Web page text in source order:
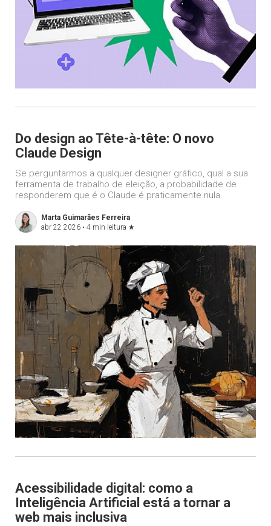
Do design ao Tête-à-tête: O novo
Claude Design
Se perguntarmos a qualquer designer gráfico, qual a sua
ferramenta de trabalho de eleição, a probabilidade de
responderem que é o Claude é praticamente nula.
Marta Guimarães Ferreira
abr 22 2026 • 4 min leitura ★
Acessibilidade digital: como a
Inteligência Artificial está a tornar a
web mais inclusiva